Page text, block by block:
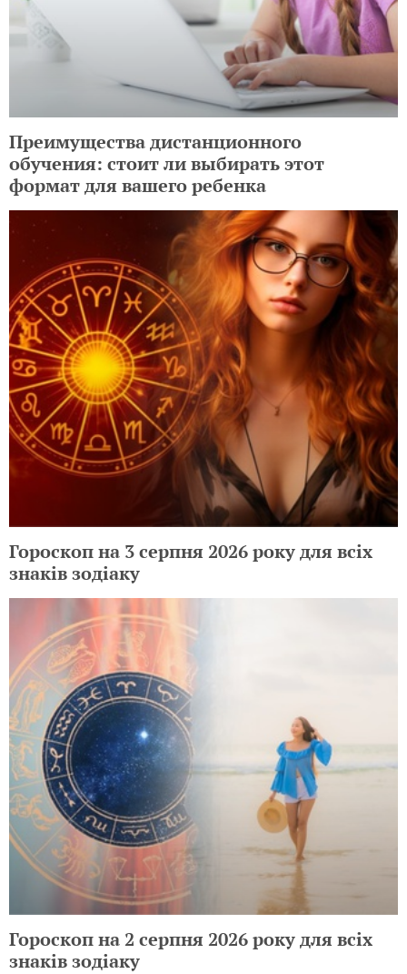
Преимущества дистанционного
обучения: стоит ли выбирать этот
формат для вашего ребенка
Гороскоп на 3 серпня 2026 року для всіх
знаків зодіаку
Гороскоп на 2 серпня 2026 року для всіх
знаків зодіаку